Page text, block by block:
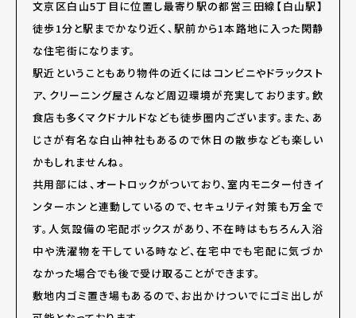
文京区白山5丁目に位置し最寄り駅の都営三田線【白山駅】
徒歩1分と駅までかなり近く、駅前から1本路地に入った閑静
な住宅街になります。
駅近ということもあり物件の近くにはコンビニやドラックスト
ア、クリーニング屋さんなど周辺環境が充実しております。飲
食店も多くマクドナルドなども徒歩圏内ございます。また、あ
じさが有名な白山神社もあるので休日の散歩なども楽しい
かもしれませんね。
共用部には、オートロックがついており、室内モニター付きイ
ンターホンと連動しているので、セキュリティ対策も万全で
す。人気設備の宅配ボックスがあり、不在時はもちろん入浴
中や洗濯物を干している時など、在宅中でも宅配に気づか
なかった場合でも後で受け取ることができます。
敷地内ゴミ置き場もあるので、お出かけついでにゴミ出しが